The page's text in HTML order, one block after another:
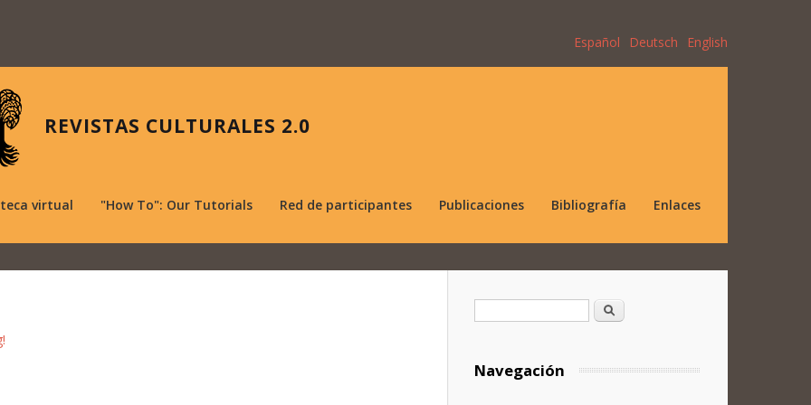
Español Deutsch English
REVISTAS CULTURALES 2.0
virtual "How To": Our Tutorials Red de participantes Publicaciones Bibliografía Enlaces
Formulario de búsqueda
Buscar
Navegación